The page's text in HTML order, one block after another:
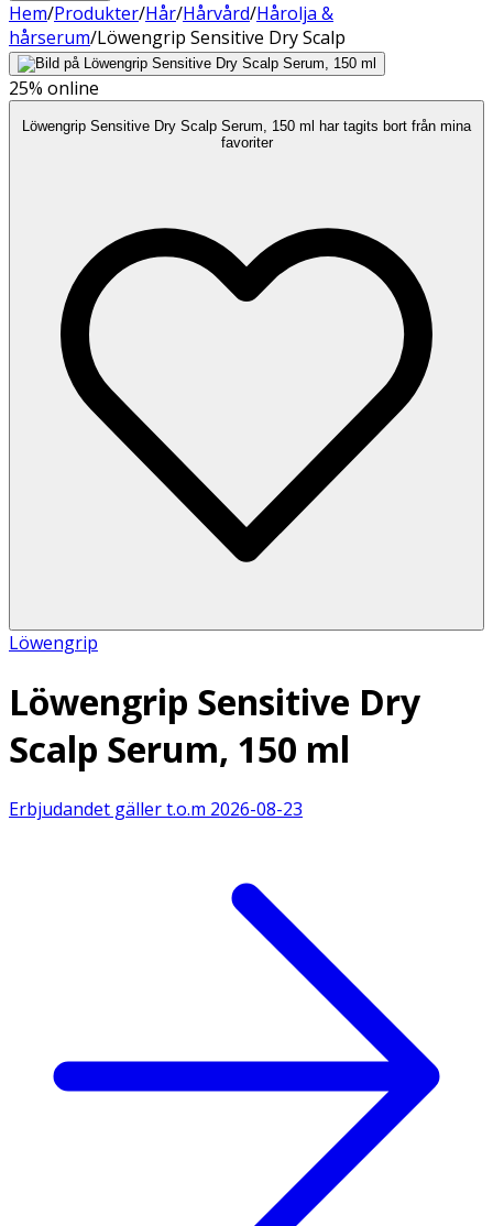
Hem/Produkter/Hår/Hårvård/Hårolja &
hårserum/Löwengrip Sensitive Dry Scalp
25% online
Löwengrip Sensitive Dry Scalp Serum, 150 ml har tagits bort från mina
favoriter
Löwengrip
Löwengrip Sensitive Dry
Scalp Serum, 150 ml
Erbjudandet gäller t.o.m 2026-08-23